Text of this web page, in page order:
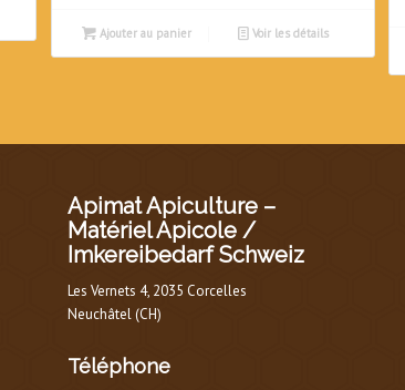
Ajouter au panier Voir les détails
Apimat Apiculture –
Matériel Apicole /
Imkereibedarf Schweiz
Les Vernets 4, 2035 Corcelles
Neuchâtel (CH)
Téléphone